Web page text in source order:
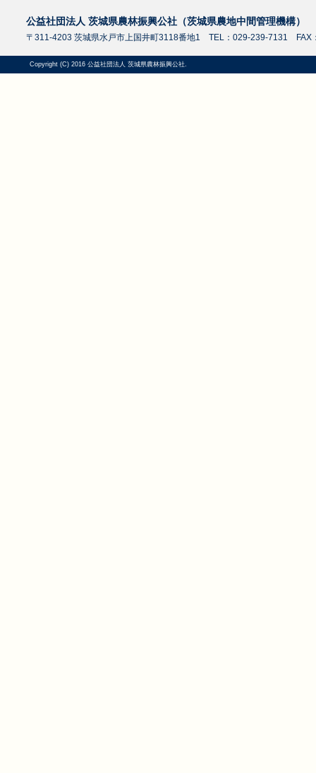
公益社団法人 茨城県農林振興公社（茨城県農地中間管理機構）
〒311-4203 茨城県水戸市上国井町3118番地1 TEL：029-239-7131 FAX
Copyright (C) 2016 公益社団法人 茨城県農林振興公社.